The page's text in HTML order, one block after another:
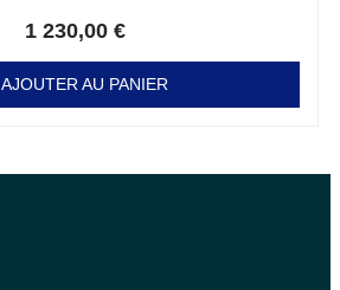
1 230,00 €
AJOUTER AU PANIER